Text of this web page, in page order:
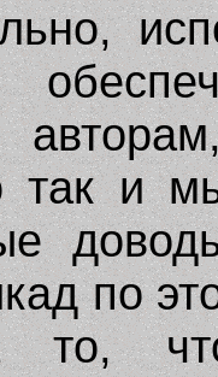
так и
по
то,